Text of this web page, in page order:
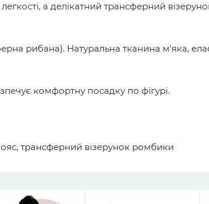
а делікатний трансферний
рибана). Натуральна тканина м'яка,
комфортну посадку по фігурі.
трансферний візерунок ромбики